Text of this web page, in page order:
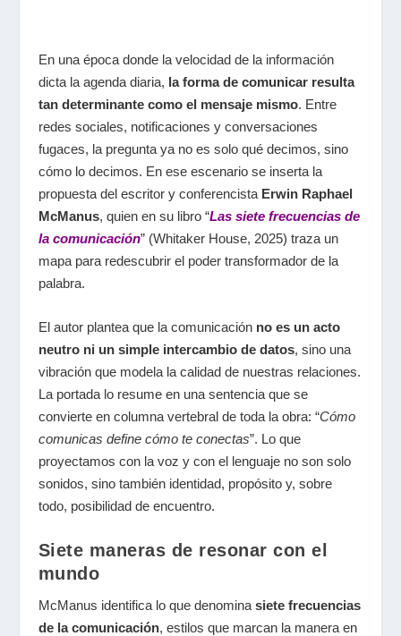
En una época donde la velocidad de la información
dicta la agenda diaria, la forma de comunicar resulta
tan determinante como el mensaje mismo. Entre
redes sociales, notificaciones y conversaciones
fugaces, la pregunta ya no es solo quédecimos, sino
cómolo decimos. En ese escenario se inserta la
propuesta del escritor y conferencista Erwin Raphael
McManus, quien en su libro “Las siete frecuencias de
la comunicación”(Whitaker House, 2025) traza un
mapa para redescubrir el poder transformador de la
palabra.
El autor plantea que la comunicación no es un acto
neutro ni un simple intercambio de datos, sino una
vibración que modela la calidad de nuestras relaciones.
La portada lo resume en una sentencia que se
convierte en columna vertebral de toda la obra: “Cómo
comunicas define cómo te conectas”. Lo que
proyectamos con la voz y con el lenguaje no son solo
sonidos, sino también identidad, propósito y, sobre
todo, posibilidad de encuentro.
Siete maneras de resonar con el
mundo
McManus identifica lo que denomina siete frecuencias
de la comunicación, estilos que marcan la manera en